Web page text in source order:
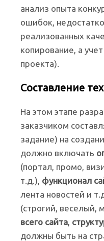
анализ опыта
ошибок,
реализованных
копирование, а
проекта).
Составление
На этом этапе
заказчиком
задание) на
должно включать
(портал, промо,
т.д.), функционал
лента новостей и
(строгий, веселый,
всего сайта
должны быть на